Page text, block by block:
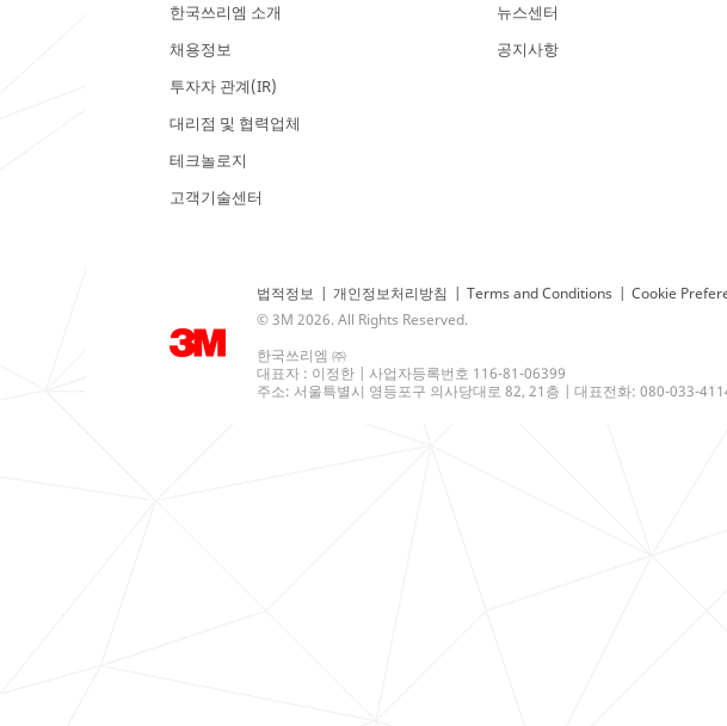
한국쓰리엠 소개
채용정보
투자자 관계(IR)
대리점 및 협력업체
테크놀로지
고객기술센터
뉴스센터
공지사항
법적정보 | 개인정보처리방침 | Terms and Conditions | Cookie
© 3M 2026. All Rights Reserved.
한국쓰리엠 ㈜
대표자 : 이정한 | 사업자등록번호 116-81-06399
주소: 서울특별시 영등포구 의사당대로 82, 21층 | 대표전화: 080-033-